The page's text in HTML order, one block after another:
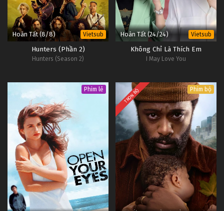
Hoàn Tất (8/8) Vietsub
Hunters (Phần 2)
Hunters (Season 2)
Hoàn Tất (24/24) Vietsub
Không Chỉ Là Thích Em
I May Love You
Phim lẻ TRỌN BỘ Phim bộ